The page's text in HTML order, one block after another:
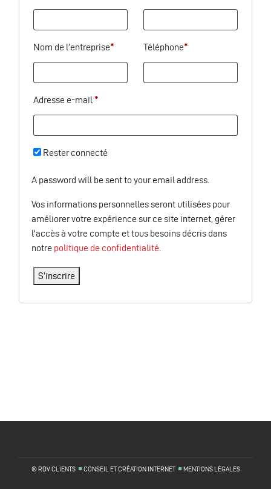
Nom de l’entreprise* Téléphone*
Adresse e-mail *
Rester connecté
A password will be sent to your email address.
Vos informations personnelles seront utilisées pour
améliorer votre expérience sur ce site internet, gérer
l'accès à votre compte et tous besoins décris dans
notre politique de confidentialité
S’inscrire
© RDV CLIENTS CONSEIL ET CRÉATION INTERNET MENTIONS LÉGALES